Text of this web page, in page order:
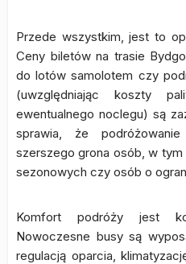
Przede wszystkim, jest to
Ceny biletów na trasie
do lotów samolotem czy
(uwzględniając koszty
ewentualnego noclegu) są
sprawia, że
szerszego grona osób, w
sezonowych czy osób o
Komfort podróży jest
Nowoczesne busy są
regulacją oparcia,